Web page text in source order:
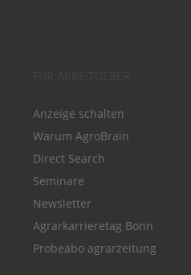
Anzeige schalten
Warum AgroBrain
Direct Search
Seminare
Newsletter
Agrarkarrieretag Bonn
Probeabo agrarzeitung